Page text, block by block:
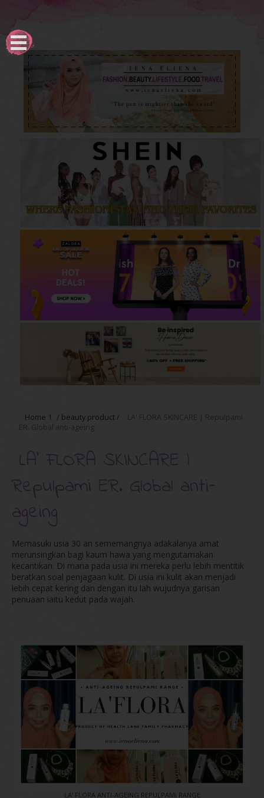
Home 1 / beauty product/
LA' FLORA SKINCARE | Repulpami
ER. Global anti-ageing
LA' FLORA SKINCARE |
Repulpami ER. Global anti-
ageing
Memasuki usia 30 an sememangnya adakalanya amat
merunsingkan bagi kaum hawa yang mengutamakan
kecantikan. Di mana pada usia ini mereka perlu lebih mentitik
beratkan soal penjagaan kulit. Di usia ini kulit akan menjadi
lebih cepat kering dan dengan itu lah wujudnya garisan
penuaan iaitu kedut pada wajah.
LA' FLORA ANTI-AGEING REPULPAMI RANGE